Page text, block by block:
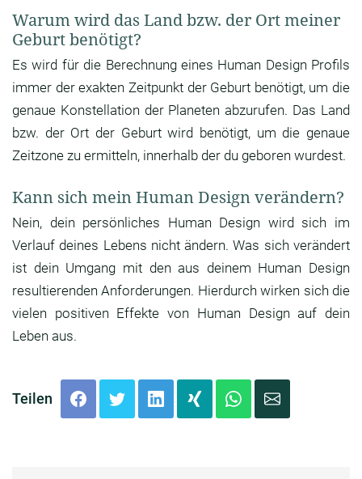
Warum wird das Land bzw. der Ort meiner
Geburt benötigt?
Es wird für die Berechnung eines Human Design Profils
immer der exakten Zeitpunkt der Geburt benötigt, um die
genaue Konstellation der Planeten abzurufen. Das Land
bzw. der Ort der Geburt wird benötigt, um die genaue
Zeitzone zu ermitteln, innerhalb der du geboren wurdest.
Kann sich mein Human Design verändern?
Nein, dein persönliches Human Design wird sich im
Verlauf deines Lebens nicht ändern. Was sich verändert
ist dein Umgang mit den aus deinem Human Design
resultierenden Anforderungen. Hierdurch wirken sich die
vielen positiven Effekte von Human Design auf dein
Leben aus.
Teilen